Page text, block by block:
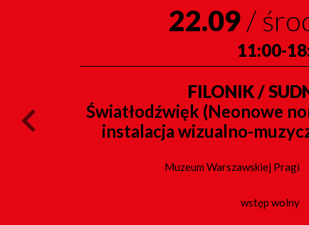
22.09/
11:00-
poprzednie wydarzenie / previous event
FILONIK /
Światłodźwięk (Neonowe
instalacja wizualno-
Muzeum Warszawskiej Pragi
wstęp wolny